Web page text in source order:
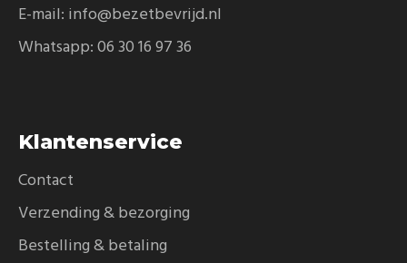
E-mail: info@bezetbevrijd.nl
Whatsapp:06 30 16 97 36
Klantenservice
Contact
Verzending & bezorging
Bestelling & betaling